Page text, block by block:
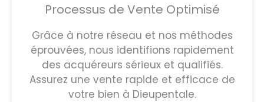
Processus de Vente Optimisé
Grâce à notre réseau et nos méthodes
éprouvées, nous identifions rapidement
des acquéreurs sérieux et qualifiés.
Assurez une vente rapide et efficace de
votre bien à Dieupentale.